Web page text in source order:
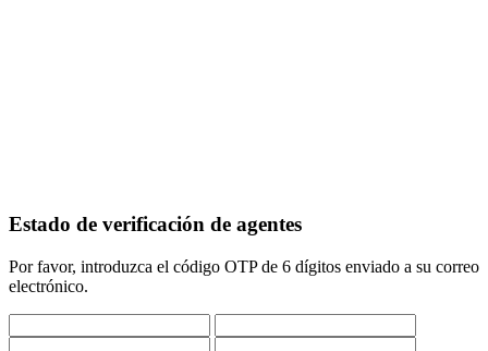
Estado de verificación de agentes
Por favor, introduzca el código OTP de 6 dígitos enviado a su correo
electrónico.